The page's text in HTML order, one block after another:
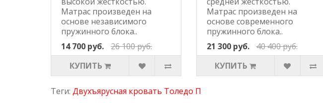
Матрас произведен на
основе независимого
пружинного блока..
14 700 руб.
26 100 руб.
КУПИТЬ
Матрас произведен на
основе современного
пружинного блока..
21 300 руб.
40 400 руб.
КУПИТЬ
Теги: Двухъярусная кровать Толедо П